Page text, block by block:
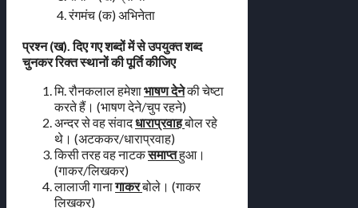
4. रंगमंच (क) अभिनेता
प्रश्न (ख). दिए गए शब्दों में से उपयुक्त शब्द
चुनकर रिक्त स्थानों की पूर्ति कीजिए
मि. रौनकलाल हमेशाभाषण देनेकी चेष्टा
करते हैं। (भाषण देने/चुप रहने)
अन्दर से वह संवादधाराप्रवाहबोल रहे
थे। (अटककर/धाराप्रवाह)
किसी तरह वह नाटकसमाप्तहुआ।
(गाकर/लिखकर)
लालाजी गानागाकरबोले। (गाकर
लिखकर)